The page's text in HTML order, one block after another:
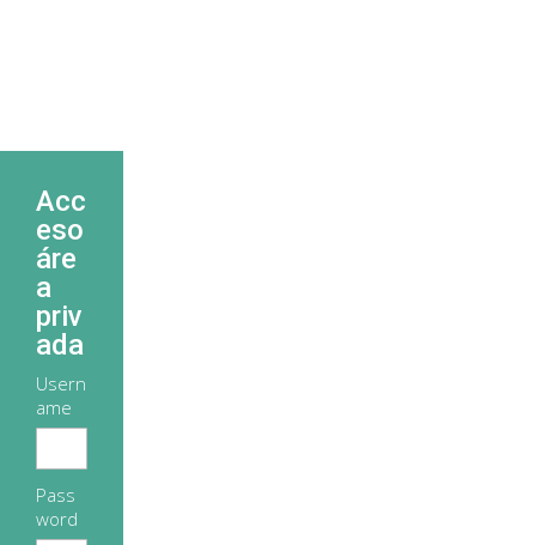
Acc
eso
áre
a
priv
ada
Usern
ame
Pass
word